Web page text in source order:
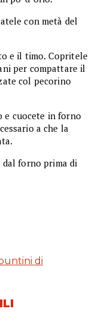
con metà del
e il timo. Copritele
per compattare il
col pecorino
e cuocete in forno
a che la
forno prima di
di